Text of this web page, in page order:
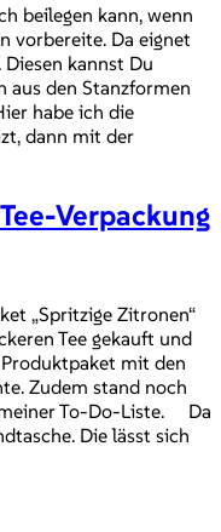
beilegen kann, wenn
vorbereite. Da eignet
kannst Du
aus den Stanzformen
habe ich die
dann mit der
Verpackung
„Spritzige Zitronen“
Tee gekauft und
mit den
Zudem stand noch
meiner To-Do-Liste. Da
Die lässt sich